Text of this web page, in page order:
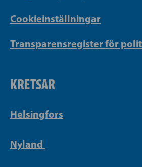
Cookieinställningar
Transparensregister för
KRETSAR
Helsingfors
Nyland